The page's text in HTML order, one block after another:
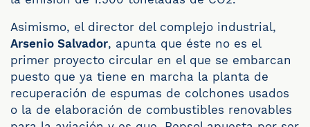
Asimismo, el director del complejo industrial,
Arsenio Salvador, apunta que éste no es el
primer proyecto circular en el que se embarcan
puesto que ya tiene en marcha la planta de
recuperación de espumas de colchones usados
o la de elaboración de combustibles renovables